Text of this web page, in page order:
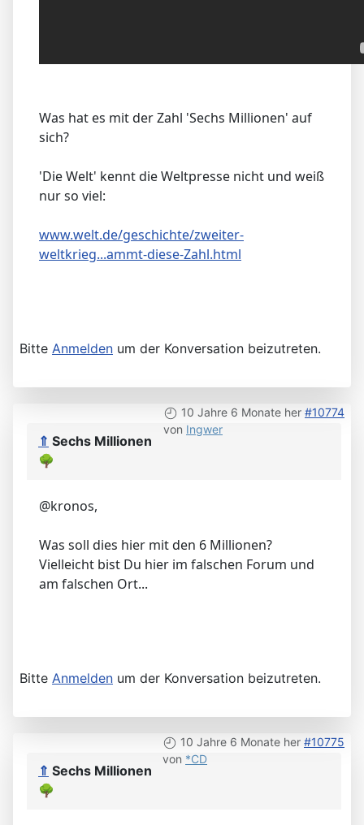
Was hat es mit der Zahl 'Sechs Millionen' auf
sich?
'Die Welt' kennt die Weltpresse nicht und weiß
nur so viel:
www.welt.de/geschichte/zweiter-
weltkrieg...ammt-diese-Zahl.html
Bitte Anmelden um der Konversation beizutreten.
10 Jahre 6 Monate her #10774
von Ingwer
⇑ Sechs Millionen
🌳
@kronos,
Was soll dies hier mit den 6 Millionen?
Vielleicht bist Du hier im falschen Forum und
am falschen Ort...
Bitte Anmelden um der Konversation beizutreten.
10 Jahre 6 Monate her #10775
von *CD
⇑ Sechs Millionen
🌳